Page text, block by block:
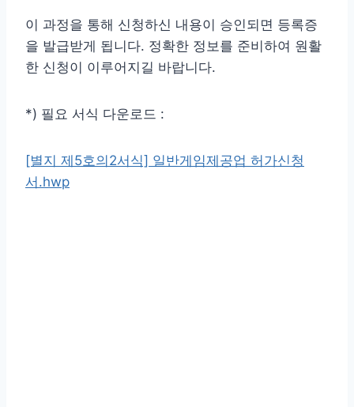
이 과정을 통해 신청하신 내용이 승인되면 등록증
을 발급받게 됩니다. 정확한 정보를 준비하여 원활
한 신청이 이루어지길 바랍니다.
*) 필요 서식 다운로드 :
[별지 제5호의2서식] 일반게임제공업 허가신청
서.hwp